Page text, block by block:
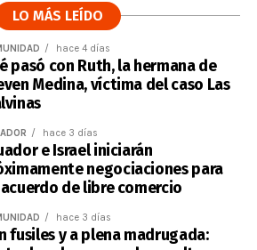
LO MÁS LEÍDO
hace 4 días
pasó con Ruth, la hermana de
Medina, víctima del caso Las
hace 3 días
e Israel iniciarán
negociaciones para
de libre comercio
hace 3 días
fusiles y a plena madrugada: